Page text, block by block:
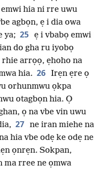
hia ni rre uwu
agbọn, ẹ i dia owa
ya; 25 ẹ i vbabọ emwi
do gha ru iyobọ
arrọọ, ẹhoho na
hia. 26 Irẹn ẹre ọ
orhunmwu ọkpa
otagbọn hia. Ọ
ọ na vbe vin uwu
27 ne iran miehe na
hia vbe odẹ ke odẹ ne
ọnrẹn. Sokpan,
ma rree ne ọmwa